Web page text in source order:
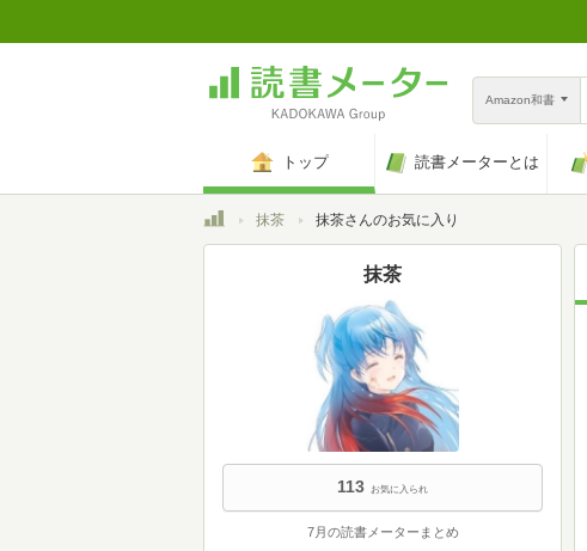
Amazon和書
トップ 読書メーターとは
トップ抹茶 抹茶さんのお気に入り
抹茶
113 お気に入られ
7月の読書メーターまとめ